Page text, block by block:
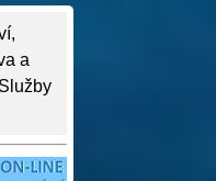
,
a
Služby